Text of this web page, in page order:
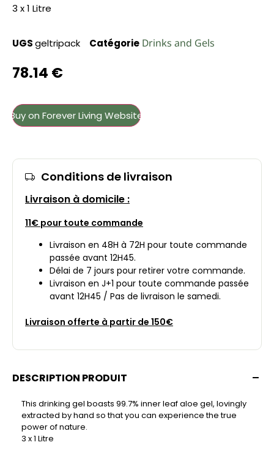
3 x 1 Litre
UGSgeltripack Catégorie Drinks and Gels
78.14 €
Buy on Forever Living Website
Conditions de livraison
Livraison à domicile :
11€ pour toute commande
Livraison en 48H à 72H pour toute commande
passée avant 12H45.
Délai de 7 jours pour retirer votre commande.
Livraison en J+1 pour toute commande passée
avant 12H45 / Pas de livraison le samedi.
Livraison offerte à partir de 150€
DESCRIPTION PRODUIT
This drinking gel boasts 99.7% inner leaf aloe gel, lovingly
extracted by hand so that you can experience the true
power of nature.
3 x 1 Litre